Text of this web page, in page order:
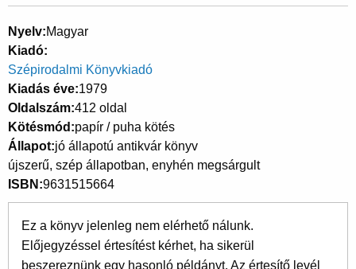
Nyelv Magyar
Kiadó
Szépirodalmi Könyvkiadó
Kiadás éve 1979
Oldalszám 412 oldal
Kötésmód papír / puha kötés
Állapot jó állapotú antikvár könyv
újszerű, szép állapotban, enyhén megsárgult
ISBN 9631515664
Ez a könyv jelenleg nem elérhető nálunk.
Előjegyzéssel értesítést kérhet, ha sikerül
beszereznünk egy hasonló példányt. Az értesítő levél